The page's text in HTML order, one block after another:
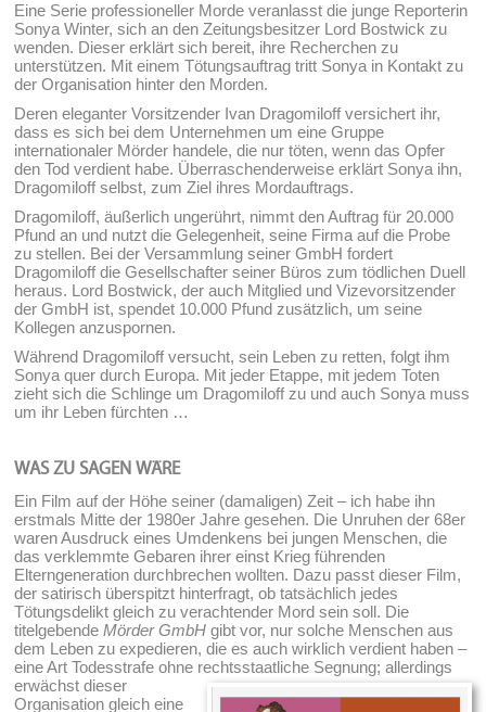
Eine Serie professioneller Morde veranlasst die junge Reporterin
Sonya Winter, sich an den Zeitungsbesitzer Lord Bostwick zu
wenden. Dieser erklärt sich bereit, ihre Recherchen zu
unterstützen. Mit einem Tötungsauftrag tritt Sonya in Kontakt zu
der Organisation hinter den Morden.
Deren eleganter Vorsitzender Ivan Dragomiloff versichert ihr,
dass es sich bei dem Unternehmen um eine Gruppe
internationaler Mörder handele, die nur töten, wenn das Opfer
den Tod verdient habe. Überraschenderweise erklärt Sonya ihn,
Dragomiloff selbst, zum Ziel ihres Mordauftrags.
Dragomiloff, äußerlich ungerührt, nimmt den Auftrag für 20.000
Pfund an und nutzt die Gelegenheit, seine Firma auf die Probe
zu stellen. Bei der Versammlung seiner GmbH fordert
Dragomiloff die Gesellschafter seiner Büros zum tödlichen Duell
heraus. Lord Bostwick, der auch Mitglied und Vizevorsitzender
der GmbH ist, spendet 10.000 Pfund zusätzlich, um seine
Kollegen anzuspornen.
Während Dragomiloff versucht, sein Leben zu retten, folgt ihm
Sonya quer durch Europa. Mit jeder Etappe, mit jedem Toten
zieht sich die Schlinge um Dragomiloff zu und auch Sonya muss
um ihr Leben fürchten …
WAS ZU SAGEN WÄRE
Ein Film auf der Höhe seiner (damaligen) Zeit – ich habe ihn
erstmals Mitte der 1980er Jahre gesehen. Die Unruhen der 68er
waren Ausdruck eines Umdenkens bei jungen Menschen, die
das verklemmte Gebaren ihrer einst Krieg führenden
Elterngeneration durchbrechen wollten. Dazu passt dieser Film,
der satirisch überspitzt hinterfragt, ob tatsächlich jedes
Tötungsdelikt gleich zu verachtender Mord sein soll. Die
titelgebendeMörder GmbH gibt vor, nur solche Menschen aus
dem Leben zu expedieren, die es auch wirklich verdient haben –
eine Art Todesstrafe ohne rechtsstaatliche Segnung;allerdings
erwächst dieser
Organisation gleich eine